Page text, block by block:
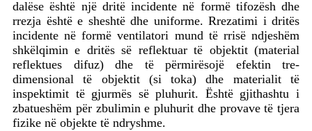
dalëse është një dritë incidente në formë tifozësh dhe
rrezja është e sheshtë dhe uniforme. Rrezatimi i dritës
incidente në formë ventilatori mund të rrisë ndjeshëm
shkëlqimin e dritës së reflektuar të objektit (material
reflektues difuz) dhe të përmirësojë efektin tre-
dimensional të objektit (si toka) dhe materialit të
inspektimit të gjurmës së pluhurit. Është gjithashtu i
zbatueshëm për zbulimin e pluhurit dhe provave të tjera
fizike në objekte të ndryshme.